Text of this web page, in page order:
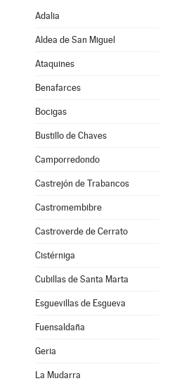
Adalia
Aldea de San Miguel
Ataquines
Benafarces
Bocigas
Bustillo de Chaves
Camporredondo
Castrejón de Trabancos
Castromembibre
Castroverde de Cerrato
Cistérniga
Cubillas de Santa Marta
Esguevillas de Esgueva
Fuensaldaña
Geria
La Mudarra